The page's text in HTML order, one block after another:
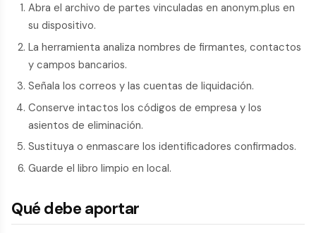
Abra el archivo de partes vinculadas en anonym.plus en
su dispositivo.
La herramienta analiza nombres de firmantes, contactos
y campos bancarios.
Señala los correos y las cuentas de liquidación.
Conserve intactos los códigos de empresa y los
asientos de eliminación.
Sustituya o enmascare los identificadores confirmados.
Guarde el libro limpio en local.
Qué debe aportar